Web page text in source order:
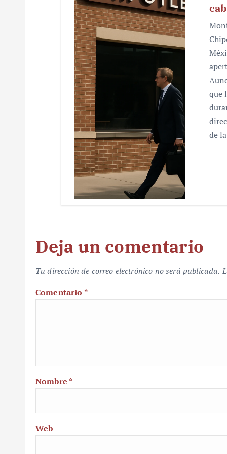
que
de
Deja un comentario
Tu dirección de correo electrónico no será publicada.
Comentario *
Nombre *
Web